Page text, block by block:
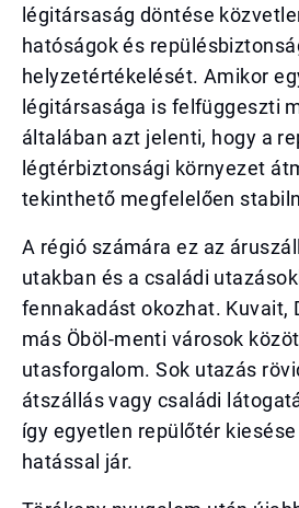
légitársaság döntése
hatóságok és
helyzetértékelését. Amikor
légitársasága is felfüggeszti
általában azt jelenti, hogy a
légtérbiztonsági környezet
tekinthető megfelelően
A régió számára ez az
utakban és a családi
fennakadást okozhat. Kuvait,
más Öböl-menti városok
utasforgalom. Sok utazás
átszállás vagy családi
így egyetlen repülőtér
hatással jár.